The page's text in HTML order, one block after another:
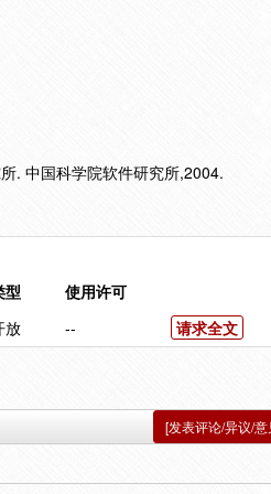
. 中国科学院软件研究所,2004.
型
使用许可
放 -- 请求全文
[发表评论/异议/意